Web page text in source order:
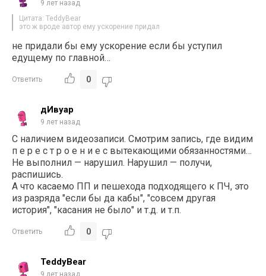
9 лет назад
Цитата: TeddyBear
это ж вроде автор ему ускорение придал
не придали бы ему ускорение если бы уступил
едущему по главной…
Ответить 0
дИвуар
9 лет назад
С наличием видеозаписи. Смотрим запись, где видим
п е р е с т р о е н и е с вытекающими обязанностями…
Не выполнил — нарушил. Нарушил — получи,
распишись.
А что касаемо ПП и пешехода подходящего к ПЧ, это
из разряда "если бы да кабы", "совсем другая
история", "касания не было" и т.д. и т.п.
Ответить 0
TeddyBear